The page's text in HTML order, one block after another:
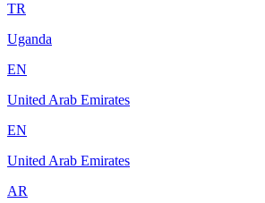
TR
Uganda
EN
United Arab Emirates
EN
United Arab Emirates
AR